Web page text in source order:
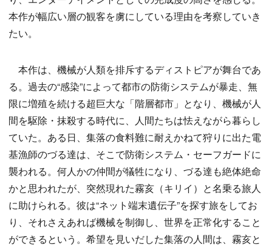
本作が幅広い層の観客を虜にしている理由を考察していき
たい。
本作は、機械が人類を排斥するディストピアが舞台であ
る。過去の“感染”によって都市の防衛システムが暴走、無
限に増殖を続ける超巨大な「階層都市」となり、機械が人
間を駆除・抹殺する時代に、人間たちは怯えながら暮らし
ていた。ある日、集落の食料難に耐えかねて狩りに出た電
基漁師のづる達は、そこで防衛システム・セーフガードに
襲われる。何人かの仲間が犠牲になり、づる達も絶体絶命
かと思われたが、突然現れた霧亥（キリイ）と名乗る旅人
に助けられる。彼は“ネット端末遺伝子”を探す旅をしてお
り、それさえあれば機械を制御し、世界を正常化すること
ができるという。希望を見いだした集落の人間は、霧亥と